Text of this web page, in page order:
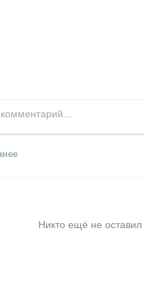
Никто ещё не